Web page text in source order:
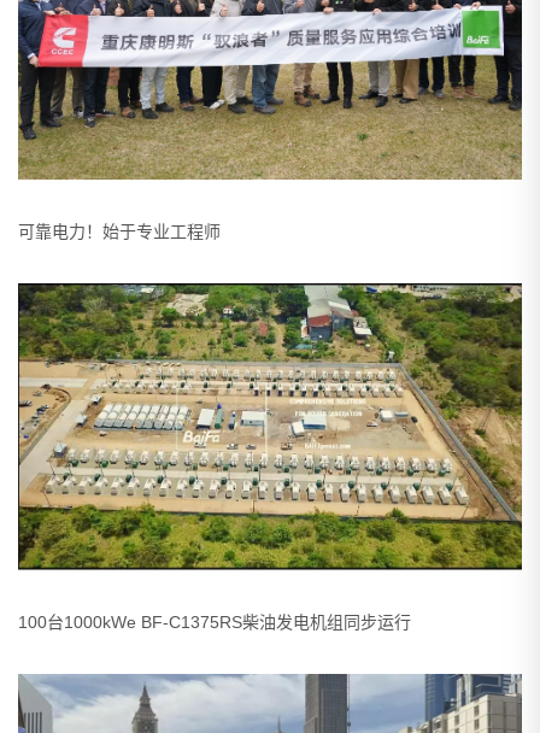
可靠电力！始于专业工程师
100台1000kWe BF-C1375RS柴油发电机组同步运行